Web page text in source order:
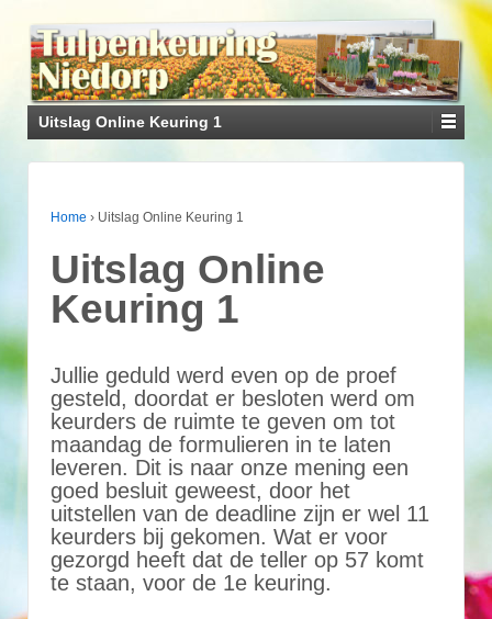
Uitslag Online Keuring 1
Home › Uitslag Online Keuring 1
Uitslag Online
Keuring 1
Jullie geduld werd even op de proef
gesteld, doordat er besloten werd om
keurders de ruimte te geven om tot
maandag de formulieren in te laten
leveren. Dit is naar onze mening een
goed besluit geweest, door het
uitstellen van de deadline zijn er wel 11
keurders bij gekomen. Wat er voor
gezorgd heeft dat de teller op 57 komt
te staan, voor de 1e keuring.